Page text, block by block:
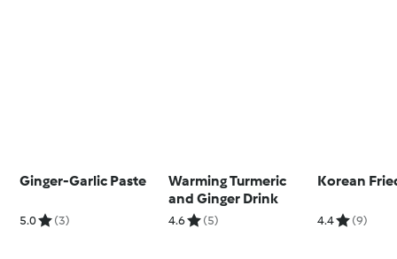
Ginger-Garlic Paste
5.0 (3)
Warming Turmeric
and Ginger Drink
4.6 (5)
Korean
4.4 (9)